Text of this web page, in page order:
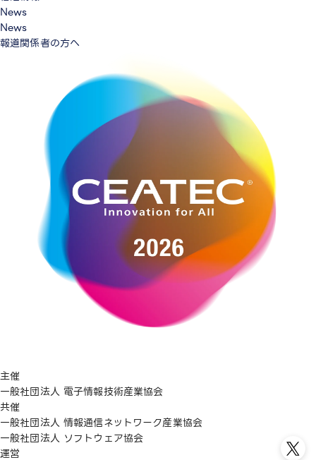
News
News
報道関係者の方へ
主催
一般社団法人 電子情報技術産業協会
共催
一般社団法人 情報通信ネットワーク産業協会
一般社団法人 ソフトウェア協会
運営